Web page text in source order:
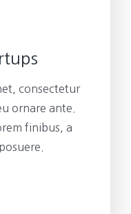
consectetur
ornare ante.
finibus, a